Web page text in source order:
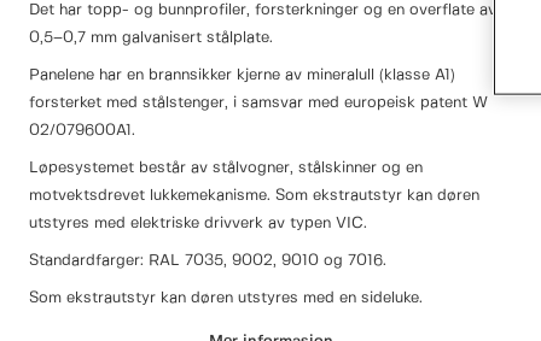
Det har topp- og bunnprofiler, forsterkninger og en overflate av
0,5–0,7 mm galvanisert stålplate.
Panelene har en brannsikker kjerne av mineralull (klasse A1)
forsterket med stålstenger, i samsvar med europeisk patent W
02/079600A1.
Løpesystemet består av stålvogner, stålskinner og en
motvektsdrevet lukkemekanisme. Som ekstrautstyr kan døren
utstyres med elektriske drivverk av typen VIC.
Standardfarger: RAL 7035, 9002, 9010 og 7016.
Som ekstrautstyr kan døren utstyres med en sideluke.